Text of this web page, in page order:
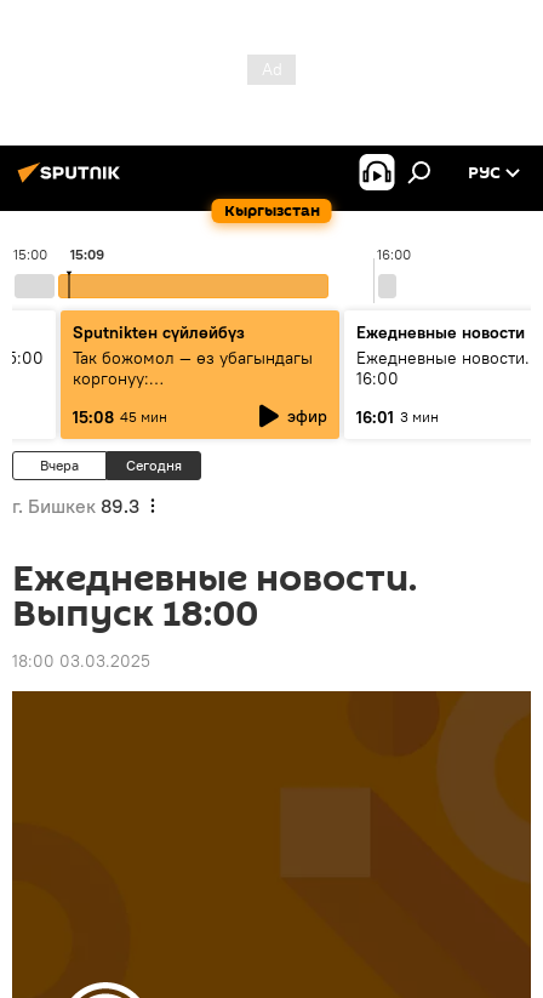
Кыргызстан
РУС
15:00 16:00
15:09
Sputnikteн сүйлөйбүз
Так божомол — өз убагындагы
коргонуу:
гидрометеорологиялык кызмат
кантип өркүндөтүлүүдө
15:08 45 мин эфир
Ежедневные новости
Ежедневные новости.
16:00
16:01 3 мин
Вчера Сегодня
г. Бишкек 89.3
Ежедневные новости.
Выпуск 18:00
18:00 03.03.2025